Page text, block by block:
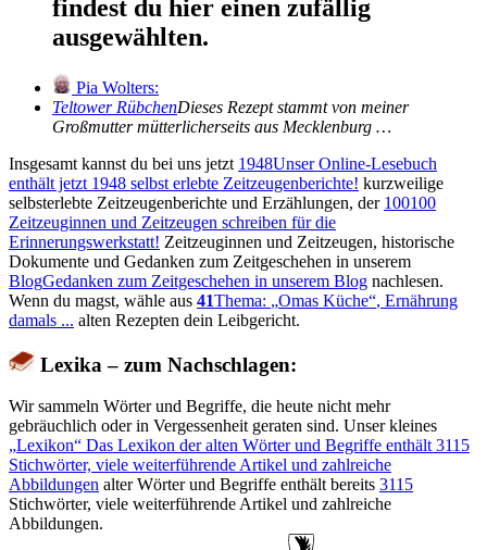
findest du hier einen zufällig
ausgewählten.
Pia Wolters:
Teltower RübchenDieses Rezept stammt von meiner
Großmutter mütterlicherseits aus Mecklenburg …
Insgesamt kannst du bei uns jetzt 1948Unser Online-Lesebuch
enthält jetzt 1948 selbst erlebte Zeitzeugenberichte! kurzweilige
selbsterlebte Zeitzeugenberichte und Erzählungen, der 100100
Zeitzeuginnen und Zeitzeugen schreiben für die
Erinnerungswerkstatt! Zeitzeuginnen und Zeitzeugen, historische
Dokumente und Gedanken zum Zeitgeschehen in unserem
BlogGedanken zum Zeitgeschehen in unserem Blog nachlesen.
Wenn du magst, wähle aus 41Thema: Omas Küche , Ernährung
damals ... alten Rezepten dein Leibgericht.
Lexika – zum Nachschlagen:
Wir sammeln Wörter und Begriffe, die heute nicht mehr
gebräuchlich oder in Vergessenheit geraten sind. Unser kleines
Lexikon
Das Lexikon der alten Wörter und Begriffe enthält 3115
Stichwörter, viele weiterführende Artikel und zahlreiche
Abbildungen alter Wörter und Begriffe enthält bereits 3115
Stichwörter, viele weiterführende Artikel und zahlreiche
Abbildungen.